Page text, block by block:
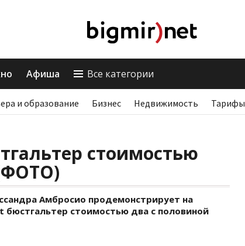
Афиша Все категории
и образование Бизнес Недвижимость Тарифы
стоимостью
Амбросио продемонстрирует на
стоимостью два с половиной